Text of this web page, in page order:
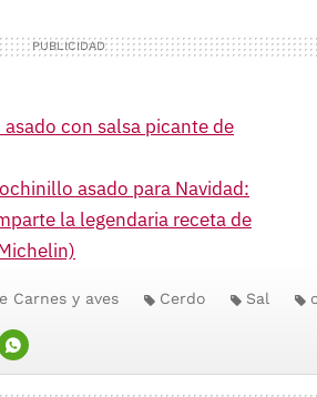
con salsa picante de
asado para Navidad:
la legendaria receta de
Carnes y aves Cerdo Sal